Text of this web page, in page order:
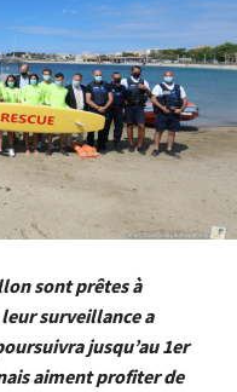
sont prêtes à
surveillance a
jusqu’au 1er
aiment profiter de